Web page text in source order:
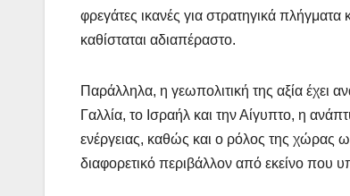
φρεγάτες ικανές για στρατηγικά
καθίσταται αδιαπέραστο.
Παράλληλα, η γεωπολιτική της αξία έχει
Γαλλία, το Ισραήλ και την Αίγυπτο, η
ενέργειας, καθώς και ο ρόλος της χώρας
διαφορετικό περιβάλλον από εκείνο που